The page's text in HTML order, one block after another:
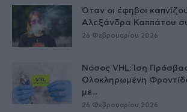
Όταν οι έφηβοι
Αλεξάνδρα Καππάτου
26 Φεβρουαρίου 2026
Νόσος VHL: Ίση
Ολοκληρωμένη
με...
26 Φεβρουαρίου 2026